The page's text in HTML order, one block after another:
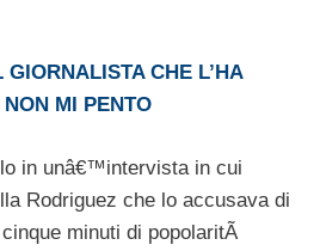
CHE L’HA
MI PENTO
in unâ€™intervista in cui
Rodriguez che lo accusava di
minuti di popolaritÃ